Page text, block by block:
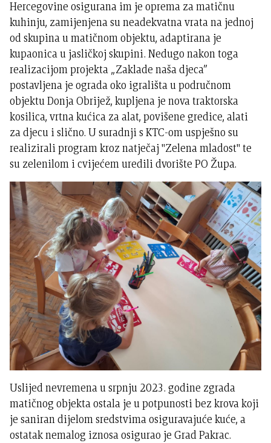
Hercegovine osigurana im je oprema za matičnu
kuhinju, zamijenjena su neadekvatna vrata na jednoj
od skupina u matičnom objektu, adaptirana je
kupaonica u jasličkoj skupini. Nedugo nakon toga
realizacijom projekta „Zaklade naša djeca”
postavljena je ograda oko igrališta u područnom
objektu Donja Obrijež, kupljena je nova traktorska
kosilica, vrtna kućica za alat, povišene gredice, alati
za djecu i slično. U suradnji s KTC-om uspješno su
realizirali program kroz natječaj "Zelena mladost" te
su zelenilom i cvijećem uredili dvorište PO Župa.
Uslijed nevremena u srpnju 2023. godine zgrada
matičnog objekta ostala je u potpunosti bez krova koji
je saniran dijelom sredstvima osiguravajuće kuće, a
ostatak nemalog iznosa osigurao je Grad Pakrac.